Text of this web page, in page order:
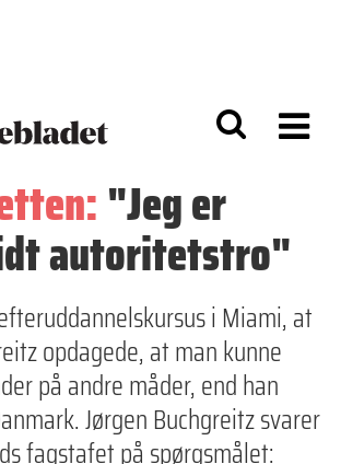
"Jeg er
autoritetstro"
i Miami, at
opdagede, at man kunne
på andre måder, end han
Jørgen Buchgreitz svarer
fagstafet på spørgsmålet: